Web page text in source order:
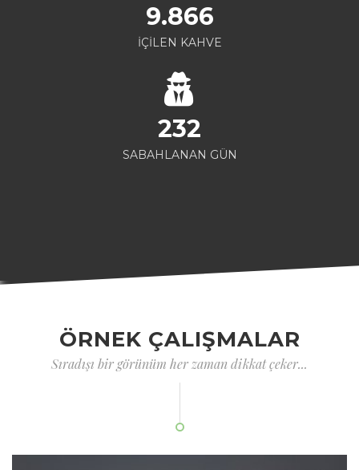
9.866
İÇİLEN KAHVE
232
SABAHLANAN GÜN
ÖRNEK ÇALIŞMALAR
Sıradışı bir görünüm her zaman dikkat çeker...